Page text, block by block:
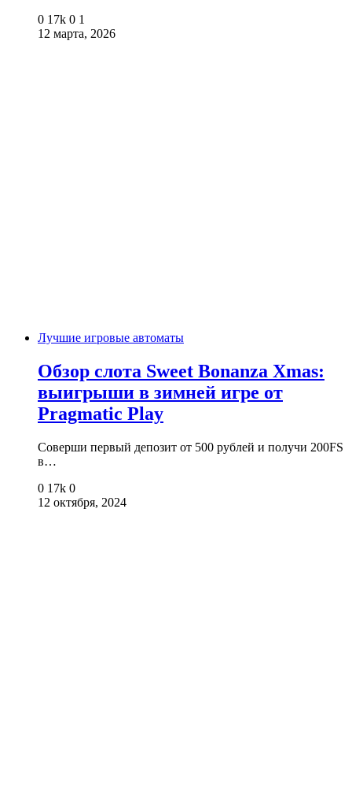
0 17k 0 1
12 марта, 2026
Лучшие игровые автоматы
Обзор слота Sweet Bonanza Xmas:
выигрыши в зимней игре от
Pragmatic Play
Соверши первый депозит от 500 рублей и получи 200FS
в…
0 17k 0
12 октября, 2024